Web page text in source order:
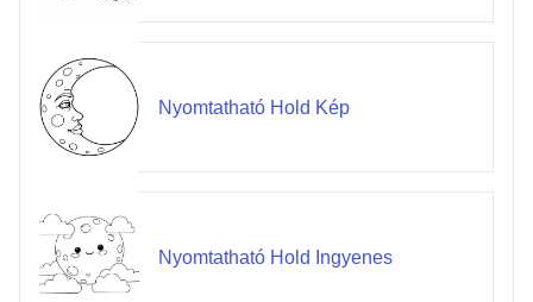
Nyomtatható Hold Kép
Nyomtatható Hold Ingyenes